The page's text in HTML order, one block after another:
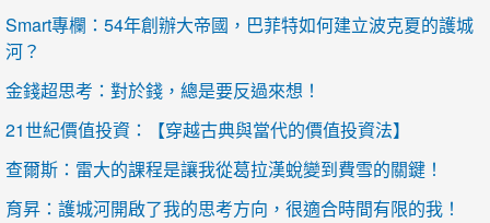
Smart專欄：54年創辦大帝國，巴菲特如何建立波克夏的護城
河？
金錢超思考：對於錢，總是要反過來想！
21世紀價值投資：【穿越古典與當代的價值投資法】
查爾斯：雷大的課程是讓我從葛拉漢蛻變到費雪的關鍵！
育昇：護城河開啟了我的思考方向，很適合時間有限的我！